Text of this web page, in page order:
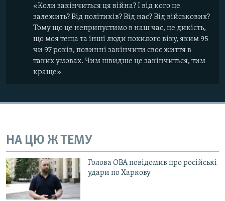
«Коли закінчиться ця війна? І від кого це
залежить? Від політиків? Від нас? Від військових?
Тому що це неприпустимо в наш час, це дикість,
що моя теща та інші люди похилого віку, яким 95
чи 97 років, повинні закінчити своє життя в
таких умовах. Чим швидше це закінчиться, тим
краще»
НА ЦЮ Ж ТЕМУ
Голова ОВА повідомив про російські
удари по Харкову